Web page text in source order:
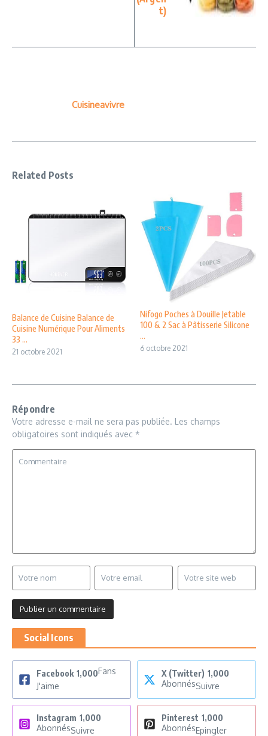
t)
Cuisineavivre
Related Posts
Balance de Cuisine Balance de
Cuisine Numérique Pour Aliments
33 ...
21 octobre 2021
Nifogo Poches à Douille Jetable
100 & 2 Sac à Pâtisserie Silicone
...
6 octobre 2021
Répondre
Votre adresse e-mail ne sera pas publiée. Les champs
obligatoires sont indiqués avec *
Social Icons
Facebook 1,000Fans
J'aime
X (Twitter) 1,000
AbonnésSuivre
Instagram 1,000
AbonnésSuivre
Pinterest 1,000
AbonnésEpingler